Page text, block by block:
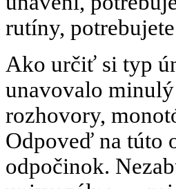
rutíny,
Ako určiť si typ
unavovalo
rozhovory,
Odpoveď na túto
odpočinok.